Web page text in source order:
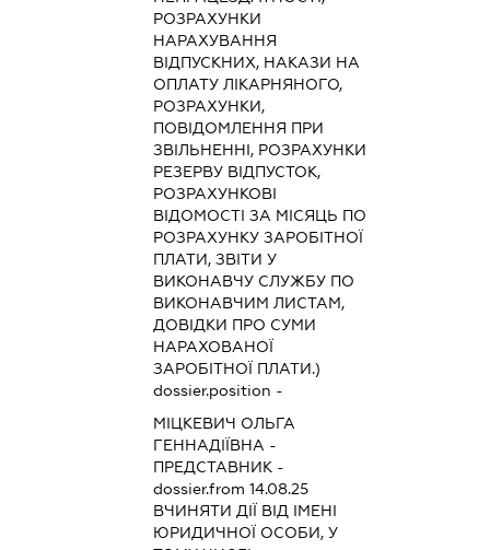
РОЗРАХУНКИ
НАРАХУВАННЯ
ВІДПУСКНИХ, НАКАЗИ НА
ОПЛАТУ ЛІКАРНЯНОГО,
РОЗРАХУНКИ,
ПОВІДОМЛЕННЯ ПРИ
ЗВІЛЬНЕННІ, РОЗРАХУНКИ
РЕЗЕРВУ ВІДПУСТОК,
РОЗРАХУНКОВІ
ВІДОМОСТІ ЗА МІСЯЦЬ ПО
РОЗРАХУНКУ ЗАРОБІТНОЇ
ПЛАТИ, ЗВІТИ У
ВИКОНАВЧУ СЛУЖБУ ПО
ВИКОНАВЧИМ ЛИСТАМ,
ДОВІДКИ ПРО СУМИ
НАРАХОВАНОЇ
ЗАРОБІТНОЇ ПЛАТИ.)
dossier.position -
МІЦКЕВИЧ ОЛЬГА
ГЕННАДІЇВНА -
ПРЕДСТАВНИК -
dossier.from 14.08.25
ВЧИНЯТИ ДІЇ ВІД ІМЕНІ
ЮРИДИЧНОЇ ОСОБИ, У